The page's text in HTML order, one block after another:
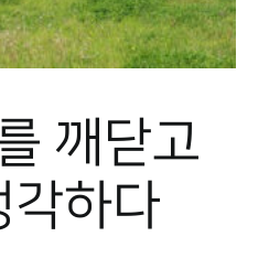
깨닫고
각하다